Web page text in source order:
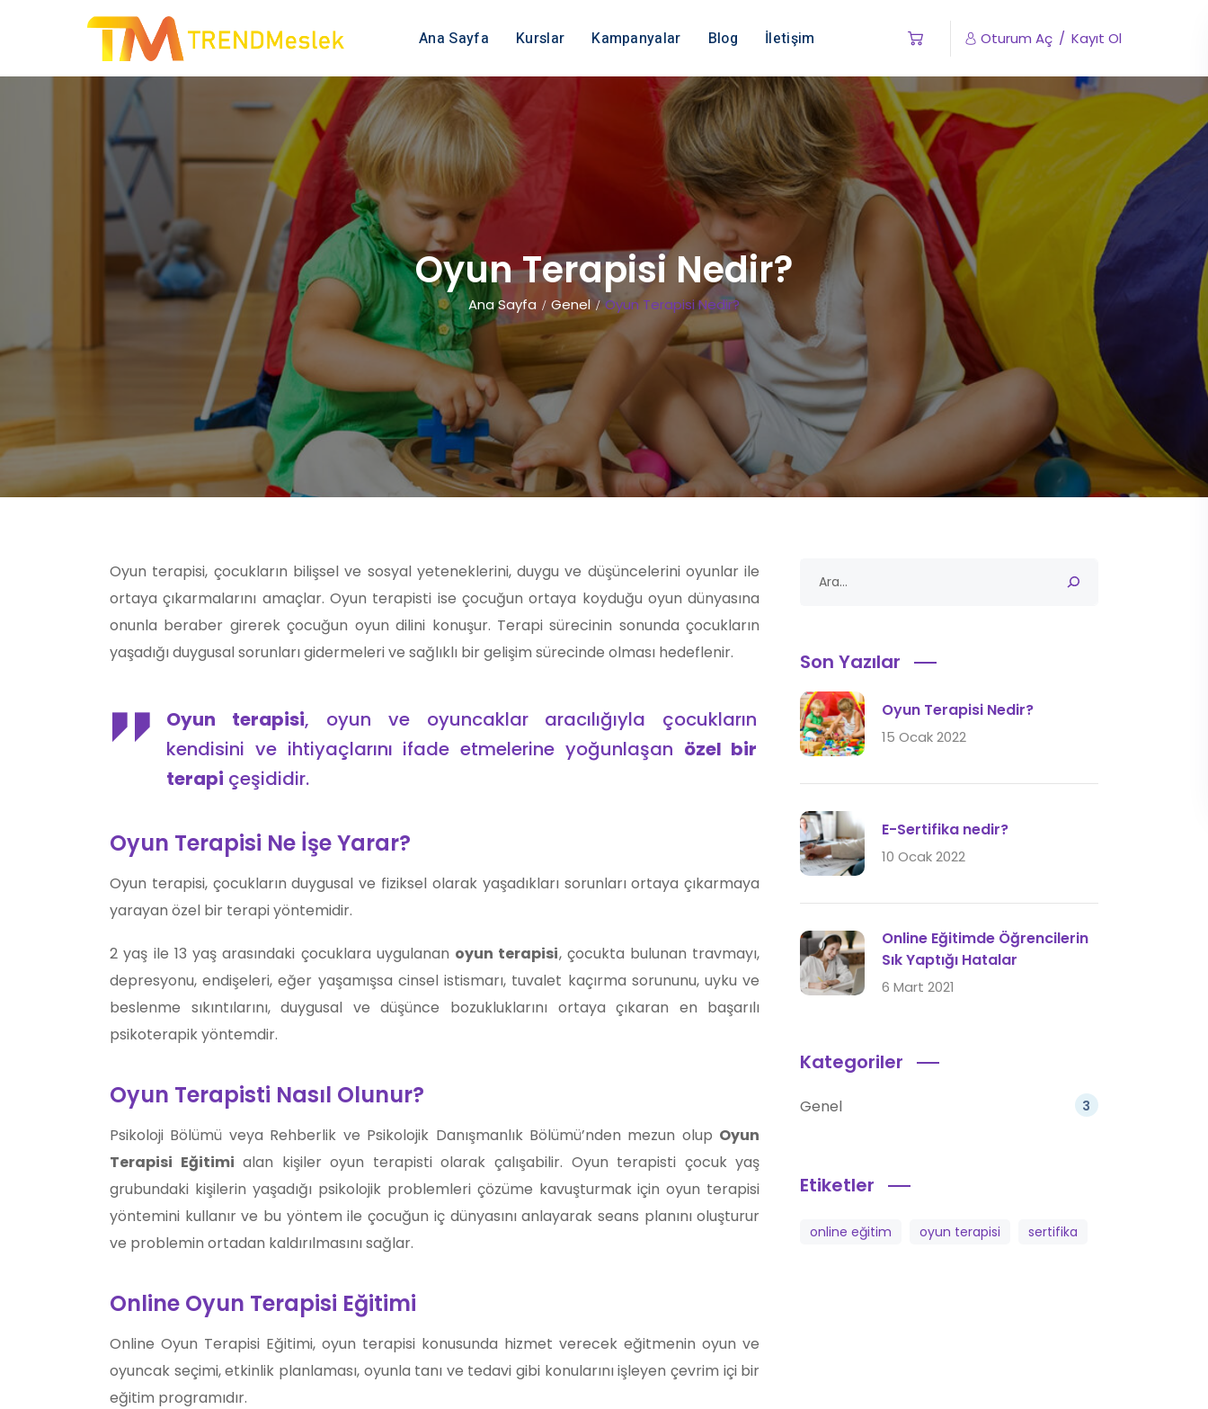
Ana Sayfa Kurslar Kampanyalar Blog İletişim Oturum Aç / Kayıt Ol
Oyun Terapisi Nedir?
Ana Sayfa Genel Oyun Terapisi Nedir?
Oyun terapisi, çocukların bilişsel ve sosyal yeteneklerini, duygu ve düşüncelerini oyunlar ile
ortaya çıkarmalarını amaçlar. Oyun terapisti ise çocuğun ortaya koyduğu oyun dünyasına
onunla beraber girerek çocuğun oyun dilini konuşur. Terapi sürecinin sonunda çocukların
yaşadığı duygusal sorunları gidermeleri ve sağlıklı bir gelişim sürecinde olması hedeflenir.
Oyun terapisi, oyun ve oyuncaklar aracılığıyla çocukların
kendisini ve ihtiyaçlarını ifade etmelerine yoğunlaşan özel bir
terapi çeşididir.
Oyun Terapisi Ne İşe Yarar?
Oyun terapisi, çocukların duygusal ve fiziksel olarak yaşadıkları sorunları ortaya çıkarmaya
yarayan özel bir terapi yöntemidir.
2 yaş ile 13 yaş arasındaki çocuklara uygulanan oyun terapisi, çocukta bulunan travmayı,
depresyonu, endişeleri, eğer yaşamışsa cinsel istismarı, tuvalet kaçırma sorununu, uyku ve
beslenme sıkıntılarını, duygusal ve düşünce bozukluklarını ortaya çıkaran en başarılı
psikoterapik yöntemdir.
Oyun Terapisti Nasıl Olunur?
Psikoloji Bölümü veya Rehberlik ve Psikolojik Danışmanlık Bölümü’nden mezun olup Oyun
Terapisi Eğitimi alan kişiler oyun terapisti olarak çalışabilir. Oyun terapisti çocuk yaş
grubundaki kişilerin yaşadığı psikolojik problemleri çözüme kavuşturmak için oyun terapisi
yöntemini kullanır ve bu yöntem ile çocuğun iç dünyasını anlayarak seans planını oluşturur
ve problemin ortadan kaldırılmasını sağlar.
Online Oyun Terapisi Eğitimi
Online Oyun Terapisi Eğitimi, oyun terapisi konusunda hizmet verecek eğitmenin oyun ve
oyuncak seçimi, etkinlik planlaması, oyunla tanı ve tedavi gibi konularını işleyen çevrim içi bir
eğitim programıdır.
Son Yazılar
Oyun Terapisi Nedir?
15 Ocak 2022
E-Sertifika nedir?
10 Ocak 2022
Online Eğitimde Öğrencilerin
Sık Yaptığı Hatalar
6 Mart 2021
Kategoriler
Genel 3
Etiketler
online eğitim oyun terapisi sertifika